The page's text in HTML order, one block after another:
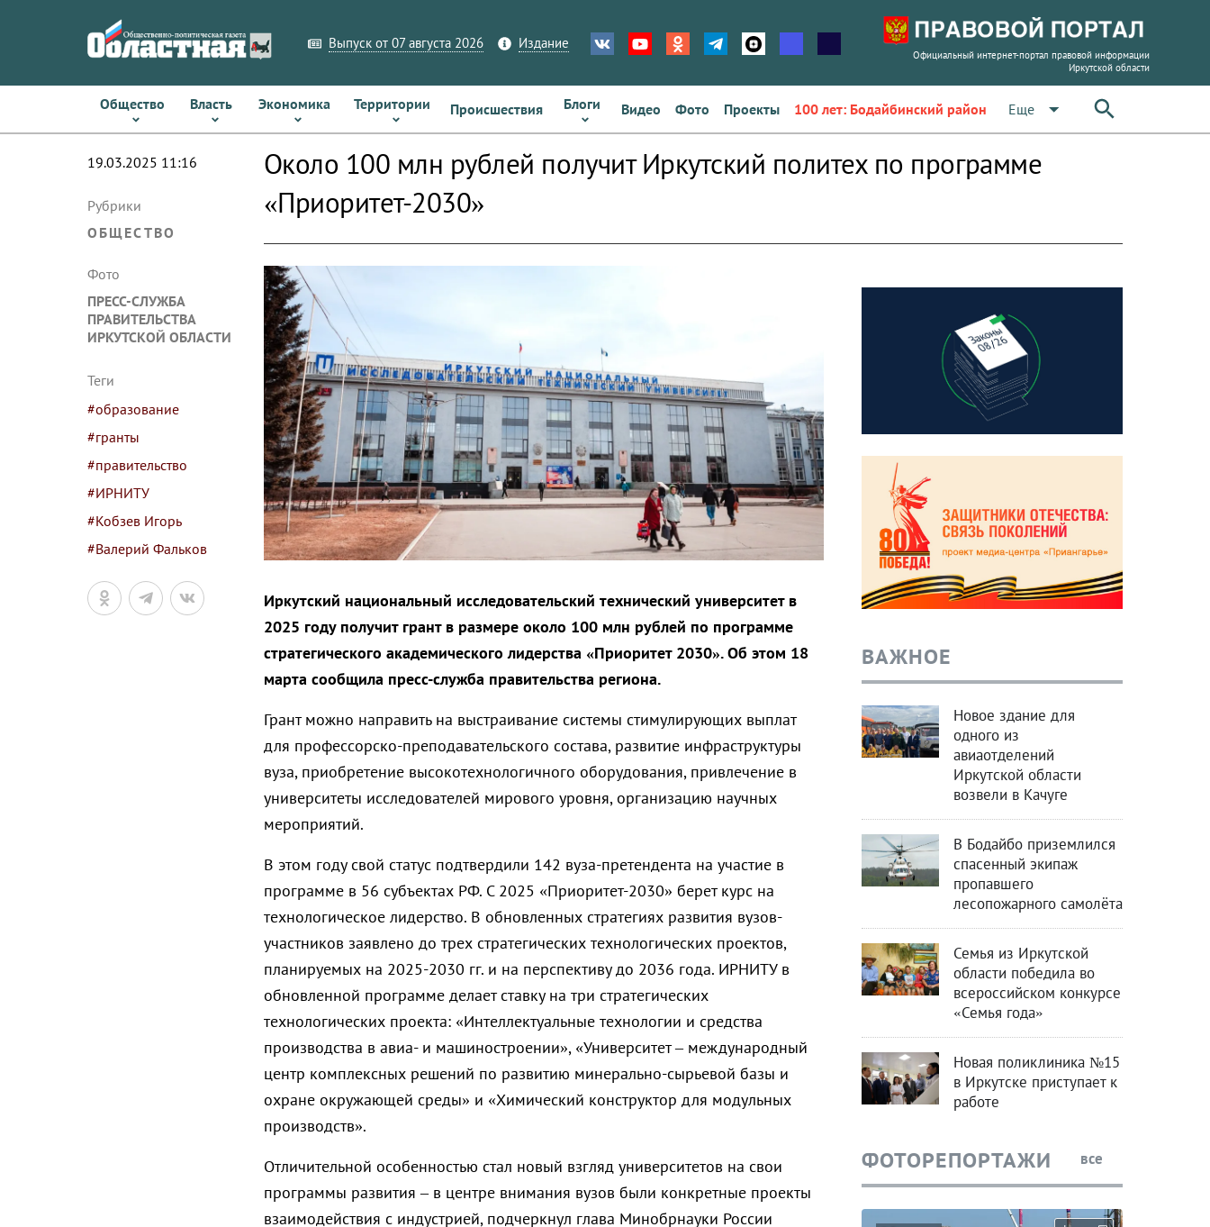
Выпуск от 07 августа 2026 Издание
Официальный интернет-портал правовой информации
Иркутской области
Общество Власть Экономика Территории Происшествия Блоги Видео Фото Проекты 100 лет: Бодайбинский район Еще arrow_drop_down
19.03.2025 11:16
Рубрики
ОБЩЕСТВО
Фото
ПРЕСС-СЛУЖБА
ПРАВИТЕЛЬСТВА
ИРКУТСКОЙ ОБЛАСТИ
Теги
#образование
#гранты
#правительство
#ИРНИТУ
#Кобзев Игорь
#Валерий Фальков
Около 100 млн рублей получит Иркутский политех по программе
«Приоритет-2030»
Иркутский национальный исследовательский технический университет в
2025 году получит грант в размере около 100 млн рублей по программе
стратегического академического лидерства «Приоритет 2030». Об этом 18
марта сообщила пресс-служба правительства региона.
Грант можно направить на выстраивание системы стимулирующих выплат
для профессорско-преподавательского состава, развитие инфраструктуры
вуза, приобретение высокотехнологичного оборудования, привлечение в
университеты исследователей мирового уровня, организацию научных
мероприятий.
В этом году свой статус подтвердили 142 вуза-претендента на участие в
программе в 56 субъектах РФ. С 2025 «Приоритет-2030» берет курс на
технологическое лидерство. В обновленных стратегиях развития вузов-
участников заявлено до трех стратегических технологических проектов,
планируемых на 2025-2030 гг. и на перспективу до 2036 года. ИРНИТУ в
обновленной программе делает ставку на три стратегических
технологических проекта: «Интеллектуальные технологии и средства
производства в авиа- и машиностроении», «Университет – международный
центр комплексных решений по развитию минерально-сырьевой базы и
охране окружающей среды» и «Химический конструктор для модульных
производств».
Отличительной особенностью стал новый взгляд университетов на свои
программы развития – в центре внимания вузов были конкретные проекты
взаимодействия с индустрией, подчеркнул глава Минобрнауки России
ВАЖНОЕ
Новое здание для
одного из
авиаотделений
Иркутской области
возвели в Качуге
В Бодайбо приземлился
спасенный экипаж
пропавшего
лесопожарного самолёта
Семья из Иркутской
области победила во
всероссийском конкурсе
«Семья года»
Новая поликлиника №15
в Иркутске приступает к
работе
ФОТОРЕПОРТАЖИ все